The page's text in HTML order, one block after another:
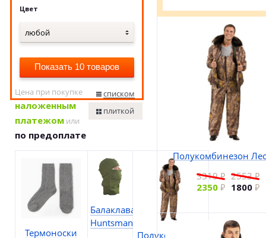
Цвет
любой
Показать 10 товаров
Цена при покупке
наложенным
платежомили
по предоплате
списком
плиткой
Термоноски
Балаклава
Huntsman
Полукомбинезон
Полукомбинезон
3319
2350
2553
1800